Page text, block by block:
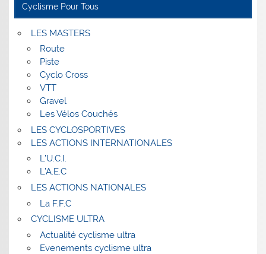
Cyclisme Pour Tous
LES MASTERS
Route
Piste
Cyclo Cross
VTT
Gravel
Les Vélos Couchés
LES CYCLOSPORTIVES
LES ACTIONS INTERNATIONALES
L’U.C.I.
L’A.E.C
LES ACTIONS NATIONALES
La F.F.C
CYCLISME ULTRA
Actualité cyclisme ultra
Evenements cyclisme ultra